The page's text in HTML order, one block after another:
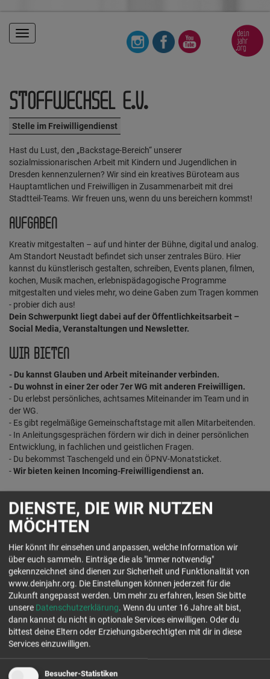
Toggle
navigation
STOFFWECHSEL E.V.
Stelle im Freiwilligendienst
Hast du Lust, den „Backstage-Bereich“ unserer
sozialmissionarischen Arbeit mit Kindern und Jugendlichen in
Dresden kennenzulernen? Wir sind ein kreatives Büroteam aus
Hauptamtlichen und Freiwilligen in Zusammenarbeit mit drei
Stadtteil-Teams. Wir freuen uns, wenn du uns bereichern kommst!
AUFGABEN
Kreativ mitgestalten – auf und hinter der Bühne, digital und analog.
Am Standort Neustadt befindet sich unser zentrales Büro. Hier
kannst du künstlerisch gestalten, schreiben, Events planen, filmen,
kochen, Musik machen, erlebnispädagogische Programme
mitgestalten und vieles mehr, wo deine Gaben zum Tragen kommen
- probier dich aus!
Dein Schwerpunkt liegt dabei auf der Öffentlichkeitsarbeit –
Social Media, Veranstaltungen und Newsletter.
WIR BIETEN
- Du kannst Glauben und Arbeit miteinander verbinden.
- Du wohnst in einer 2er oder 7er WG mit anderen Freiwilligen.
- Du erlebst persönliches, achtsames Miteinander im Team und in
der WG.
- Es gibt regelmäßige Gemeinschaftstage mit allen Mitarbeitenden.
- In Anleitungsgesprächen fördern wir dich in deiner persönlichen
Entwicklung, in fachlichen und geistlichen Fragen.
- Du bekommst Taschengeld und ein ÖPNV-Monatsticket.
-Wir bieten keinen Incoming-Freiwilligendienst an.
DEIN KONTAKT
Stoffwechsel e.V.
Martin–Luther–Straße 29
01099 Dresden
Tel.: 0351 21527300
www.stoffwechsel.org/mitarbeiten/einsatz/
Jetzt Kontakt aufnehmen
freie Plätze Jahrgang 27/28
DIENSTE, DIE WIR NUTZEN
MÖCHTEN
Hier könnt Ihr einsehen und anpassen, welche Information wir
über euch sammeln. Einträge die als "immer notwendig"
gekennzeichnet sind dienen zur Sicherheit und Funktionalität von
www.deinjahr.org. Die Einstellungen können jederzeit für die
Zukunft angepasst werden. Um mehr zu erfahren, lesen Sie bitte
unsere Datenschutzerklärung. Wenn du unter 16 Jahre alt bist,
dann kannst du nicht in optionale Services einwilligen. Oder du
bittest deine Eltern oder Erziehungsberechtigten mit dir in diese
Services einzuwilligen.
Besucher-Statistiken